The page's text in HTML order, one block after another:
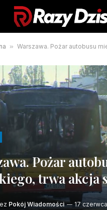
» Warszawa. Pożar autobusu
Pożar
trwa akcja
Pokój Wiadomości 17